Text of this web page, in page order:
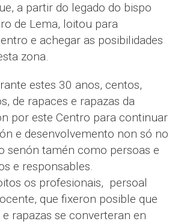
a partir do legado do bispo
de Lema, loitou para
e achegar as posibilidades
zona.
estes 30 anos, centos,
de rapaces e rapazas da
por este Centro para continuar
e desenvolvemento non só no
senón tamén como persoas e
e responsables.
os profesionais, persoal
que fixeron posible que
rapazas se converteran en